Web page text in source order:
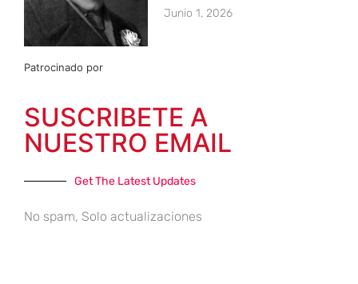
Junio 1, 2026
Patrocinado por
SUSCRIBETE A
NUESTRO EMAIL
Get The Latest Updates
No spam, Solo actualizaciones